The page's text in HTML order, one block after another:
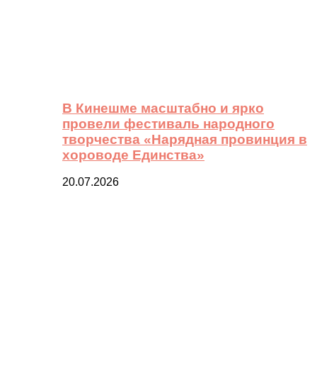
В Кинешме масштабно и ярко
провели фестиваль народного
творчества «Нарядная провинция в
хороводе Единства»
20.07.2026